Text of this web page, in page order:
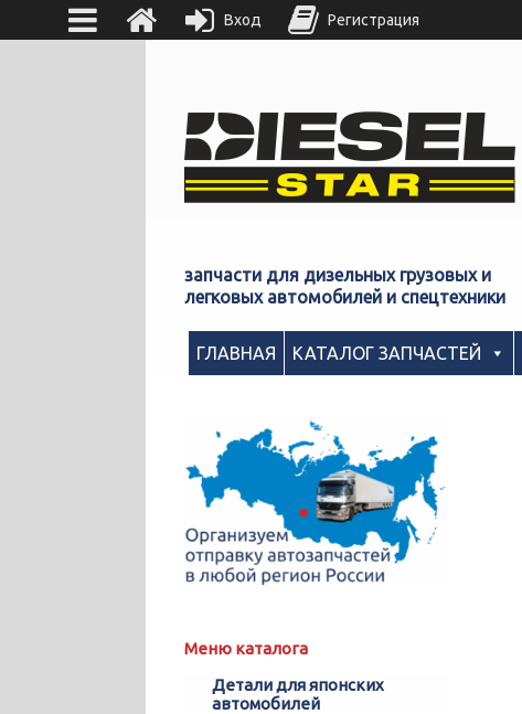
запчасти для дизельных грузовых и
легковых автомобилей и спецтехники
ГЛАВНАЯ КАТАЛОГ ЗАПЧАСТЕЙ
Меню каталога
Детали для японских
автомобилей
Вход Регистрация